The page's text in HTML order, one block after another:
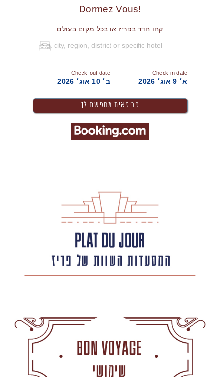
!Dormez Vous
קחו חדר בפריז או בכל מקום בעולם
Check-in date
א׳ 9 אוג׳ 2026
Check-out date
ב׳ 10 אוג׳ 2026